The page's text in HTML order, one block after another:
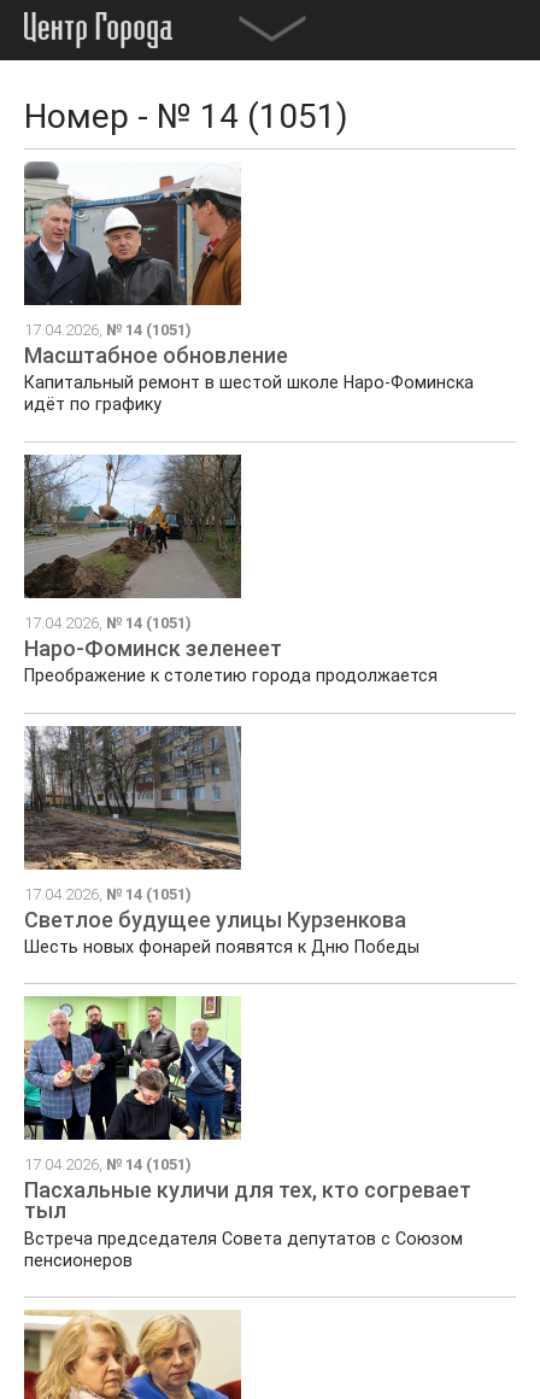
Номер - № 14 (1051)
17.04.2026, № 14 (1051)
Масштабное обновление
Капитальный ремонт в шестой школе Наро-Фоминска
идёт по графику
17.04.2026, № 14 (1051)
Наро-Фоминск зеленеет
Преображение к столетию города продолжается
17.04.2026, № 14 (1051)
Светлое будущее улицы Курзенкова
Шесть новых фонарей появятся к Дню Победы
17.04.2026, № 14 (1051)
Пасхальные куличи для тех, кто согревает
тыл
Встреча председателя Совета депутатов с Союзом
пенсионеров